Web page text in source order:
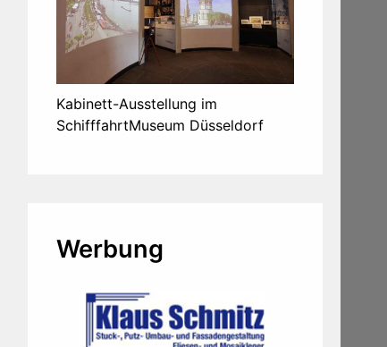
Kabinett-Ausstellung im
SchifffahrtMuseum Düsseldorf
Werbung